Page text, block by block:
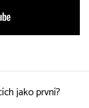
jako první?